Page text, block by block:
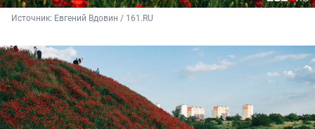
Источник: Евгений Вдовин / 161.RU